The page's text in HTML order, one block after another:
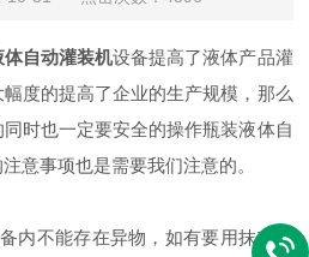
体自动灌装机设备提高了液体产品灌
度的提高了企业的生产规模，那么
时也一定要安全的操作瓶装液体自
意事项也是需要我们注意的。
不能存在异物，如有要用抹布擦